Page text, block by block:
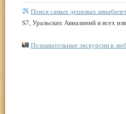
Поиск самых дешевых
S7, Уральских Авиалиний и всех
Познавательные экскурсии в